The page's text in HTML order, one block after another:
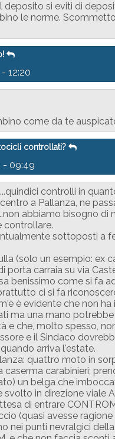
deposito si eviti di
le norme.
12:20
come da te
controllati?
- 09:49
controlli in
a Pallanza, ne
abbiamo bisogno
controllare.
sottoposti a
(solo un esempio: ex
porta carraia su via
sa benissimo come si fa
ci si fa
è evidente che non
ma una mano
e che, molto spesso,
e il Sindaco
arriva l'estate.
quattro moto in
caserma carabinieri;
un belga che
svolto in direzione viale
di entrare
(quasi avesse
nei punti nevralgici